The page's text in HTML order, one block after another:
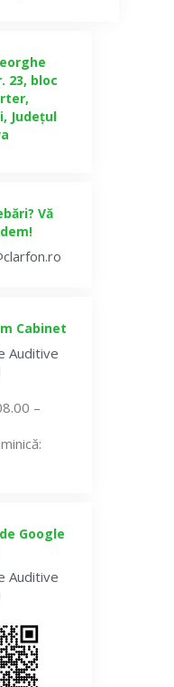
23, bloc
Județul
Vă
Cabinet
Auditive
–
:
Google
Auditive